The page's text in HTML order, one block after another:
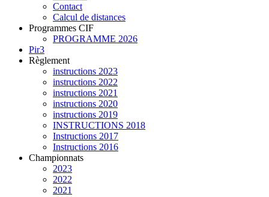
Contact
Calcul de distances
Programmes CIF
PROGRAMME 2026
Pir3
Règlement
instructions 2023
instructions 2022
instructions 2021
instructions 2020
instructions 2019
INSTRUCTIONS 2018
Instructions 2017
Instructions 2016
Championnats
2023
2022
2021